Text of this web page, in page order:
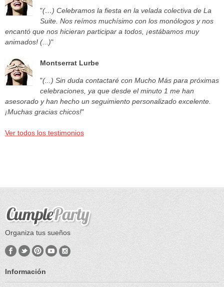
"(…) Celebramos la fiesta en la velada colectiva de La
Suite. Nos reímos muchísimo con los monólogos y nos
encantó que nos hicieran participar a todos, ¡estábamos muy
animados! (...)"
Montserrat Lurbe
"(...) Sin duda contactaré con Mucho Más para próximas
celebraciones, ya que desde el minuto 1 me han
asesorado y han hecho un seguimiento personalizado excelente.
¡Muchas gracias chicos!"
Ver todos los testimonios
Organiza tus sueños
Información